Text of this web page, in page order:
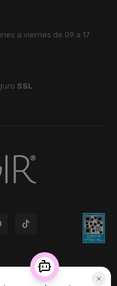
a viernes de 09 a 17
SSL
| CUIT 33609220789 - Larrea